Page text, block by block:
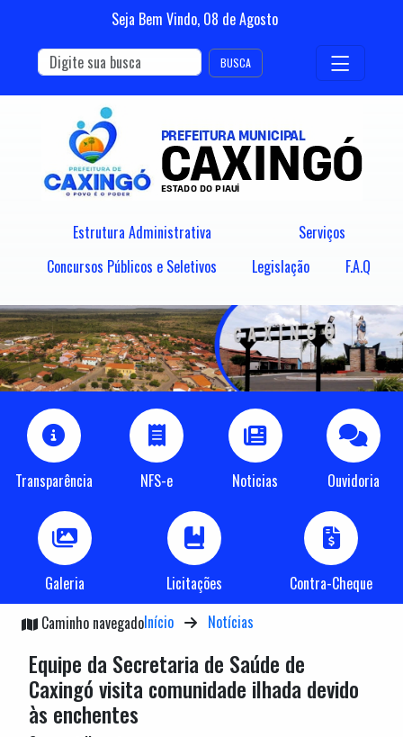
Seja Bem Vindo, 08 deAgosto
BUSCA
Estrutura Administrativa
Serviços
Concursos Públicos e Seletivos
Legislação F.A.Q
Transparência NFS-e Noticias Ouvidoria
Galeria Licitações
Contra-Cheque
Caminho navegadoInício Notícias
Equipe da Secretaria de Saúde de
Caxingó visita comunidade ilhada devido
às enchentes